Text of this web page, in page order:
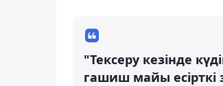
"Тексеру кезінде
гашиш майы есірткі